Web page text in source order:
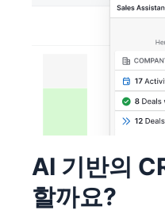
AI 기반의
할까요?